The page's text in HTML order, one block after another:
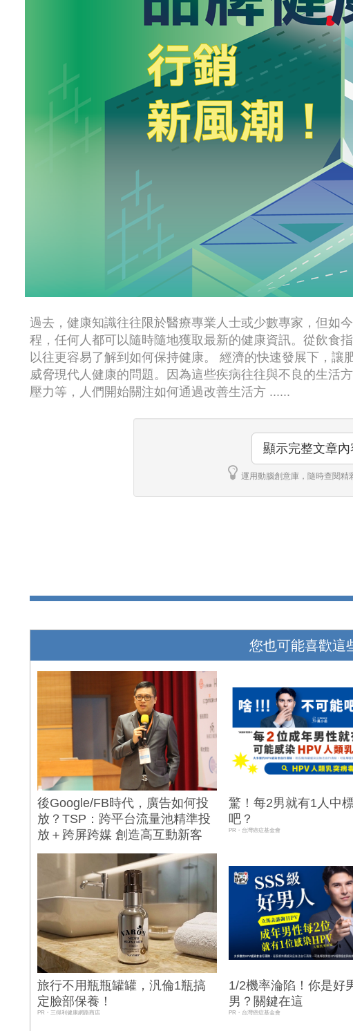
過去，健康知識往往限於醫療專業人士或少數專家，但如
程，任何人都可以隨時隨地獲取最新的健康資訊。從飲食
以往更容易了解到如何保持健康。 經濟的快速發展下，讓
威脅現代人健康的問題。因為這些疾病往往與不良的生活
壓力等，人們開始關注如何通過改善生活方 ......
顯示完整文章內
運用動腦創意庫，隨時查閱精
您也可能喜歡這
後Google/FB時代，廣告如何投
放？TSP：跨平台流量池精準投
放＋跨屏跨媒 創造高互動新客
驚！每2男就有1人中
吧？
PR・台灣癌症基金會
旅行不用瓶瓶罐罐，汎倫1瓶搞
定臉部保養！
PR・三得利健康網路商店
1/2機率淪陷！你是好
男？關鍵在這
PR・台灣癌症基金會